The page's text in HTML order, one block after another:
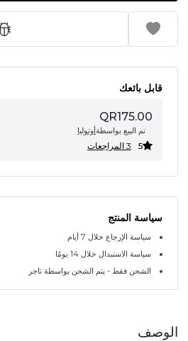
قابل بائعك
QR175.00
تم البيع بواسطةأوتوليا
5 3 المراجعات
سياسة المنتج
سياسة الإرجاع خلال 7 أيام
سياسة الاستبدال خلال 14 يومًا
الشحن فقط - يتم الشحن بواسطة تاجر
الوصف